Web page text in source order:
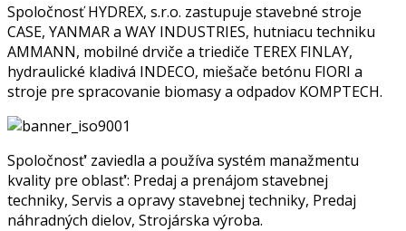
Spoločnosť HYDREX, s.r.o. zastupuje stavebné stroje
CASE, YANMAR a WAY INDUSTRIES, hutniacu techniku
AMMANN, mobilné drviče a triediče TEREX FINLAY,
hydraulické kladivá INDECO, miešače betónu FIORI a
stroje pre spracovanie biomasy a odpadov KOMPTECH.
Spoločnosť‘ zaviedla a používa systém manažmentu
kvality pre oblasť‘: Predaj a prenájom stavebnej
techniky, Servis a opravy stavebnej techniky, Predaj
náhradných dielov, Strojárska výroba.